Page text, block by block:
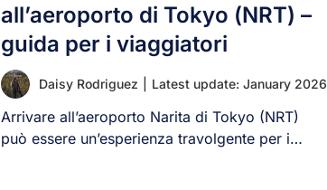
all’aeroporto di Tokyo (NRT) –
guida per i viaggiatori
Daisy Rodriguez Latest update: January 2026
Arrivare all’aeroporto Narita di Tokyo (NRT)
può essere un’esperienza travolgente per i